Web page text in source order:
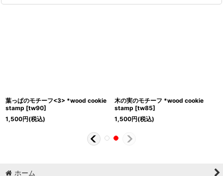
葉っぱのモチーフ<3> *wood cookie
stamp [tw90]
1,500円(税込)
木の実のモチーフ *wood cookie
stamp [tw85]
1,500円(税込)
ホーム